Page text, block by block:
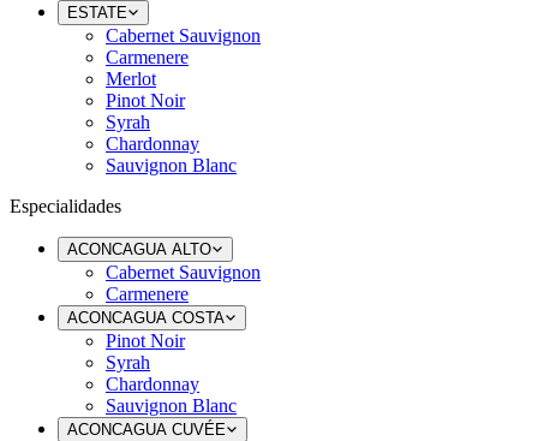
ESTATE
Cabernet Sauvignon
Carmenere
Merlot
Pinot Noir
Syrah
Chardonnay
Sauvignon Blanc
Especialidades
ACONCAGUA ALTO
Cabernet Sauvignon
Carmenere
ACONCAGUA COSTA
Pinot Noir
Syrah
Chardonnay
Sauvignon Blanc
ACONCAGUA CUVÉE